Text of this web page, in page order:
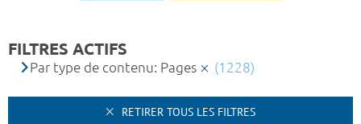
FILTRES ACTIFS
Par type de contenu: Pages (1228)
RETIRER TOUS LES FILTRES